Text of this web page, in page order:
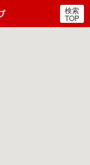
郵便局・日本郵政グルー
検索
TOP